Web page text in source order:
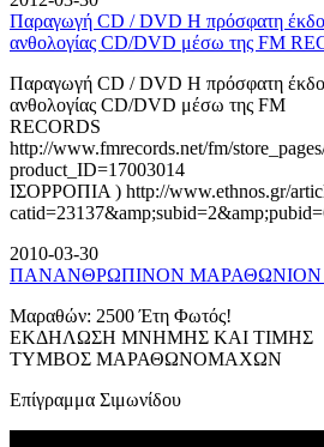
Παραγωγή CD / DVD Η πρόσφατη
ανθολογίας CD/DVD μέσω της FM
Παραγωγή CD / DVD Η πρόσφατη
ανθολογίας CD/DVD μέσω της FM
RECORDS
http://www.fmrecords.net/fm/
product_ID=17003014
ΙΣΟΡΡΟΠΙΑ ) http://www.ethnos.gr/
2010-03-30
ΠΑΝΑΝΘΡΩΠΙΝΟΝ
Μαραθών: 2500 Έτη Φωτός!
ΕΚΔΗΛΩΣΗ ΜΝΗΜΗΣ ΚΑΙ ΤΙΜΗΣ
ΤΥΜΒΟΣ ΜΑΡΑΘΩΝΟΜΑΧΩΝ
Επίγραμμα Σιμωνίδου